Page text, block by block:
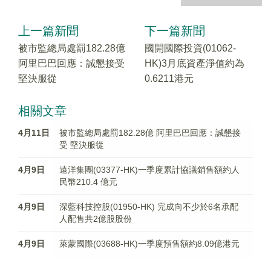
上一篇新聞
被市監總局處罰182.28億
阿里巴巴回應：誠懇接受
堅決服從
下一篇新聞
國開國際投資(01062-
HK)3月底資產淨值約為
0.6211港元
相關文章
4月11日
被市監總局處罰182.28億 阿里巴巴回應：誠懇接
受 堅決服從
4月9日
遠洋集團(03377-HK)一季度累計協議銷售額約人
民幣210.4 億元
4月9日
深藍科技控股(01950-HK) 完成向不少於6名承配
人配售共2億股股份
4月9日 萊蒙國際(03688-HK)一季度預售額約8.09億港元